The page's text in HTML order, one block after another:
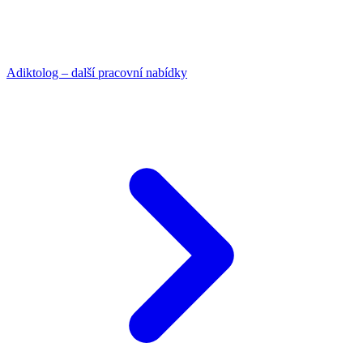
Adiktolog – další pracovní nabídky